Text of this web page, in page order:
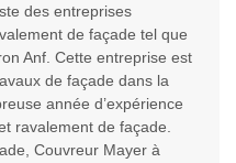
des entreprises
de façade tel que
Anf. Cette entreprise est
de façade dans la
année d’expérience
ravalement de façade.
Couvreur Mayer à